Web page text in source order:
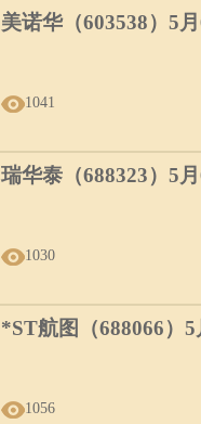
美诺华（603538）5
1041
瑞华泰（688323）5
1030
*ST航图（688066）
1056